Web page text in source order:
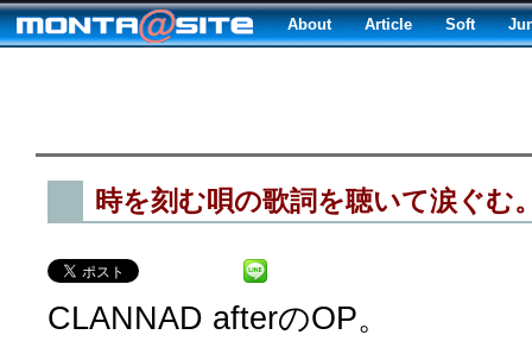
About Article Soft
時を刻む唄の歌詞を聴いて涙ぐむ
CLANNAD afterのOP。